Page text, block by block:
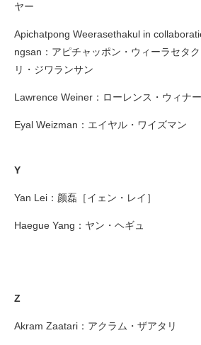
ヤー
Apichatpong Weerasethakul in
ngsan：アピチャッポン・ウィーラセタ
リ・ジワランサン
Lawrence Weiner：ローレンス・ウィナー
Eyal Weizman：エイヤル・ワイズマン
Y
Yan Lei：颜磊［イェン・レイ］
Haegue Yang：ヤン・ヘギュ
Z
Akram Zaatari：アクラム・ザアタリ